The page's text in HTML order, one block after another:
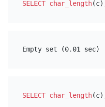
SELECT char_length
SELECT char_length